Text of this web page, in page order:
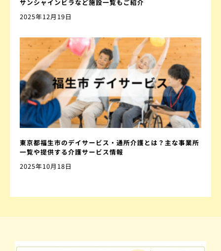
サンシャインビラなど施設一覧もご紹介
2025年12月19日
東京都福生市のデイサービス・通所介護とは？主な事業所
一覧や提供する介護サービス情報
2025年10月18日